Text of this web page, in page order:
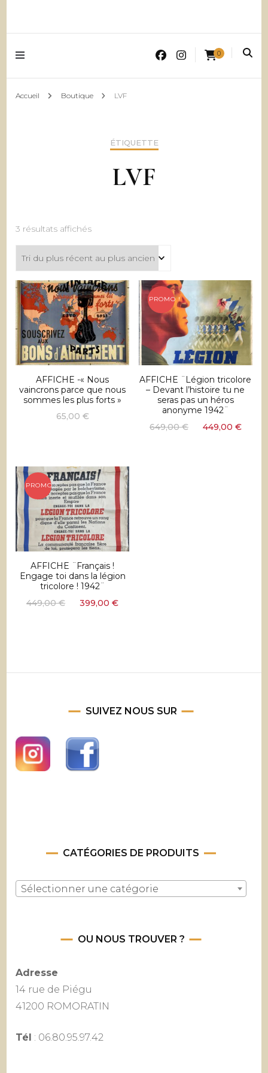
0
Accueil Boutique LVF
ÉTIQUETTE
LVF
3 résultats affichésTrié
plus
récent
au
plus
ancien
AFFICHE -« Nous
vaincrons parce que nous
sommes les plus forts »
65,00 €
PROMO !
AFFICHE ¨Légion tricolore
– Devant l’histoire tu ne
seras pas un héros
anonyme 1942¨
649,00€
Le
449,00 €
PROMO !
AFFICHE ¨Français !
Engage toi dans la légion
tricolore ! 1942¨
449,00€
Le
399,00€
SUIVEZ NOUS SUR
CATÉGORIES DE PRODUITS
Sélectionner une catégorie
OU NOUS TROUVER ?
Adresse
14 rue de Piégu
41200 ROMORATIN
Tél : 06.80.95.97.42